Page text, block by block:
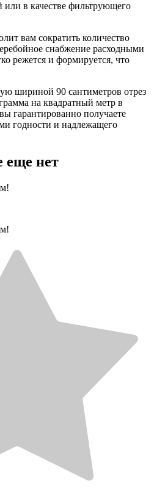
или в качестве фильтрующего
вам сократить количество
снабжение расходными
режется и формируется, что
шириной 90 сантиметров отрез
на квадратный метр в
гарантированно получаете
годности и надлежащего
еще нет